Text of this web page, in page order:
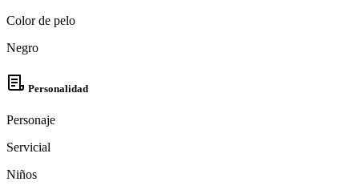
Color de pelo
Negro
Personalidad
Personaje
Servicial
Niños